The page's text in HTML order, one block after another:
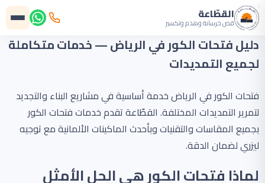
القطّاعة
قص خرسانة وهدم وتكسير
دليل فتحات الكور في الرياض — خدمات متكاملة
لجميع التمديدات
فتحات الكور في الرياض خدمة أساسية في مشاريع البناء والتجديد
لتمرير التمديدات المختلفة. القطّاعة تقدم خدمات فتحات الكور
بجميع المقاسات والتقنيات وبأحدث الماكينات الألمانية مع توجيه
ليزري لضمان الدقة.
لماذا فتحات الكور هي الحل الأمثل